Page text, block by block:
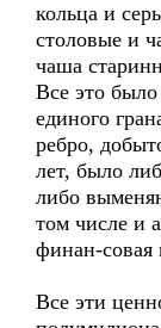
кольца и
столовые и
чаша
Все это
единого
ребро,
лет, было
либо
том числе и
финан-совая
Все эти